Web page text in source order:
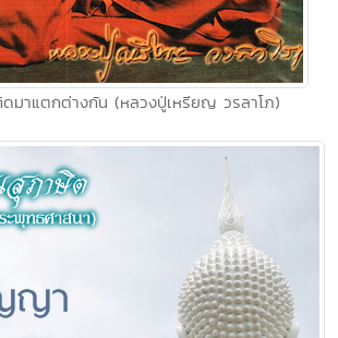
ดมาแตกต่างกัน (หลวงปู่เหรียญ วรลาโภ)